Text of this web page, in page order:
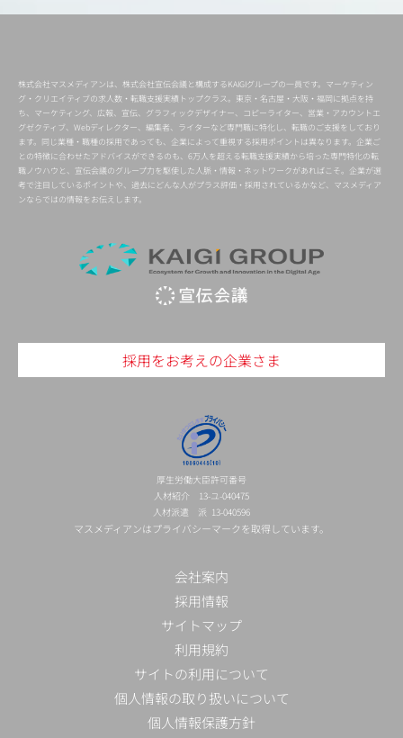
株式会社マスメディアンは、株式会社宣伝会議と構成するKAIGIグループの一員です。マーケティン
グ・クリエイティブの求人数・転職支援実績トップクラス。東京・名古屋・大阪・福岡に拠点を持
ち、マーケティング、広報、宣伝、グラフィックデザイナー、コピーライター、営業・アカウントエ
グゼクティブ、Webディレクター、編集者、ライターなど専門職に特化し、転職のご支援をしており
ます。同じ業種・職種の採用であっても、企業によって重視する採用ポイントは異なります。企業ご
との特徴に合わせたアドバイスができるのも、6万人を超える転職支援実績から培った専門特化の転
職ノウハウと、宣伝会議のグループ力を駆使した人脈・情報・ネットワークがあればこそ。企業が選
考で注目しているポイントや、過去にどんな人がプラス評価・採用されているかなど、マスメディア
ンならではの情報をお伝えします。
採用をお考えの企業さま
厚生労働大臣許可番号
人材紹介 13-ユ-040475
人材派遣 派 13-040596
マスメディアンはプライバシーマークを取得しています。
会社案内
採用情報
サイトマップ
利用規約
サイトの利用について
個人情報の取り扱いについて
個人情報保護方針